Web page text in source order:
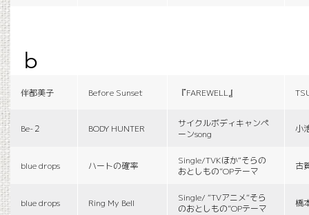
b
伴都美子 Before Sunset 『FAREWELL』
Be-２ BODY HUNTER
サイクルボディキャンペ
ーンsong
小
blue drops ハートの確率
Single/TVKほか“そらの
おとしもの”OPテーマ
古
blue drops Ring My Bell
Single/ “TVアニメ“そら
のおとしもの”OPテーマ
橋